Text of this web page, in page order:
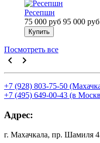
Ресепшн
75 000 руб 95 000 руб
Купить
Посмотреть все
keyboard_arrow_left keyboard_arrow_right
+7 (928) 803-75-50
+7 (495) 649-00-43 (в
Адрес:
г. Махачкала, пр. Шамиля